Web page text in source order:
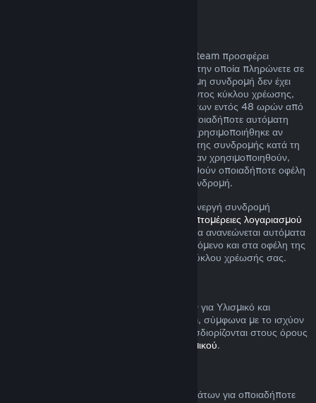
Για κάποιο περιεχόμενο και υπηρεσίες, το Steam προσφέρει
περιοδική (π.χ. μηνιαία, ετήσια) πρόσβαση την οποία πληρώνετε σε
επαναλαμβανόμενη βάση. Αν μια ανανεώσιμη συνδρομή δεν έχει
χρησιμοποιηθεί κατά τη διάρκεια του τρέχοντος κύκλου χρέωσης,
μπορείτε να αιτηθείτε μια επιστροφή χρημάτων εντός 48 ωρών από
την αρχική αγορά ή εντός 48 ωρών από οποιαδήποτε αυτόματη
ανανέωση. Το περιεχομένο θεωρείται πως χρησιμοποιήθηκε αν
έχουν παιχτεί οποιαδήποτε παιχνίδια εντός της συνδρομής κατά τη
διάρκεια του τρέχοντος κύκλου χρέωσης ή αν χρησιμοποιηθούν,
καταναλωθούν, τροποποιηθούν ή μεταφερθούν οποιαδήποτε οφέλη
ή εκπτώσεις που περιλαμβάνονται με τη συνδρομή.
Σημειώστε ότι μπορείτε να ακυρώσετε μια ενεργή συνδρομή
λεπτομέρειες λογαριασμού
. Αφού ακυρωθεί, η συνδρομή σας δε θα ανανεώνεται αυτόματα
αλλά θα διατηρήσετε πρόσβαση στο περιεχόμενο και στα οφέλη της
συνδρομής μέχρι το τέλος του τρέχοντος κύκλου χρέωσής σας.
Μπορείτε να αιτηθείτε επιστροφή χρημάτων για Υλισμικό και
εξαρτήματα που αγοράστηκαν μέσω Steam, σύμφωνα με το ισχύον
χρονικό πλαίσιο και τη διαδικασία που προσδιορίζονται στους όρους
Πολιτικής Επιστροφής Χρημάτων Υλισμικού.
Μπορείτε να λάβετε πλήρη επιστροφή χρημάτων για οποιαδήποτε